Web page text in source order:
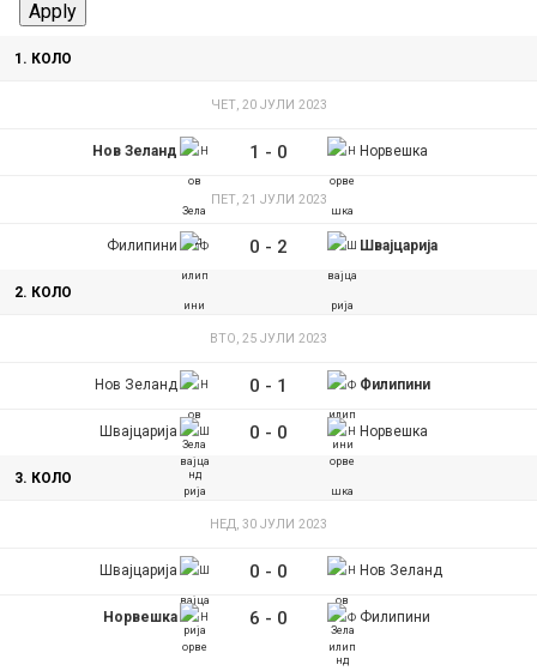
1. КОЛО
ЧЕТ, 20 ЈУЛИ 2023
Нов Зеланд 1 - 0 Норвешка
ПЕТ, 21 ЈУЛИ 2023
Филипини 0 - 2 Швајцарија
2. КОЛО
ВТО, 25 ЈУЛИ 2023
Нов Зеланд 0 - 1 Филипини
Швајцарија 0 - 0 Норвешка
3. КОЛО
НЕД, 30 ЈУЛИ 2023
Швајцарија 0 - 0 Нов Зеланд
Норвешка 6 - 0 Филипини